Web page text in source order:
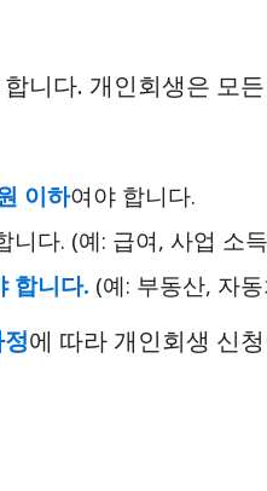
니다. 개인회생은 모
이하여야 합니다.
니다. (예: 급여, 사업 소
합니다. (예: 부동산, 자
에 따라 개인회생 신